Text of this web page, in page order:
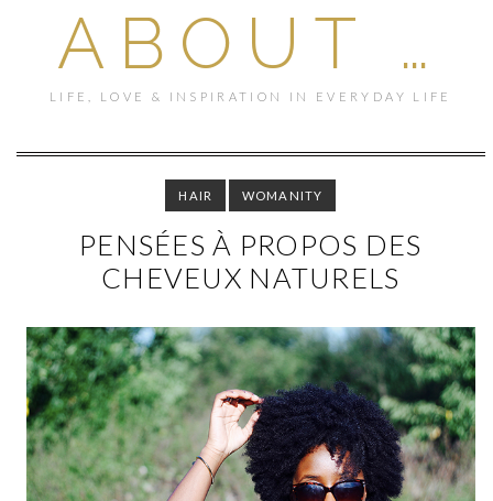
ABOUT …
LIFE, LOVE & INSPIRATION IN EVERYDAY LIFE
HAIR WOMANITY
PENSÉES À PROPOS DES
CHEVEUX NATURELS